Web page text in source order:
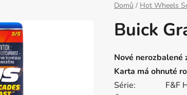
Domů / Hot Wheels
Buick
Nové nerozbalené
Karta má ohnuté
Série:
F&F